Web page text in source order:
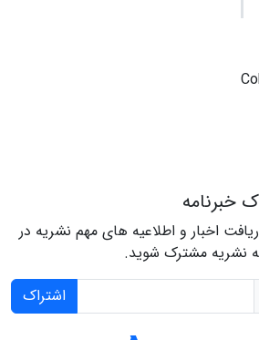
خبرنامه
اخبار و اطلاعیه های مهم نشریه در
نشریه مشترک شوید.
اشتراک